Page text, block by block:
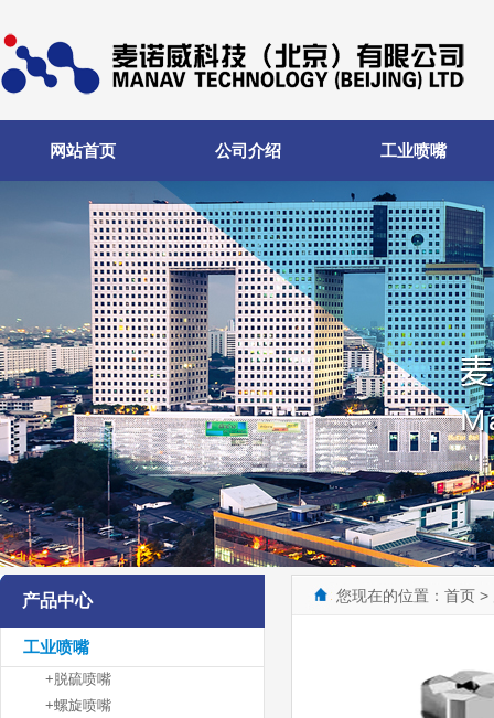
网站首页 公司介绍 工业喷嘴
产品中心
工业喷嘴
+脱硫喷嘴
+螺旋喷嘴
您现在的位置： 首页 >